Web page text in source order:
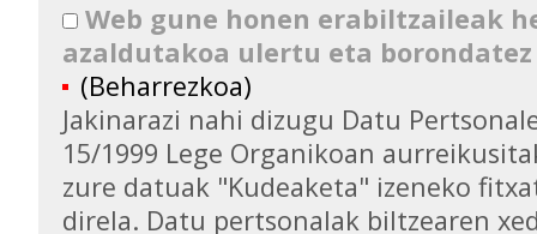
Web gune honen erabiltzaileak
azaldutakoa ulertu eta
(Beharrezkoa)
Jakinarazi nahi dizugu Datu
15/1999 Lege Organikoan
zure datuak "Kudeaketa" izeneko
direla. Datu pertsonalak biltzearen